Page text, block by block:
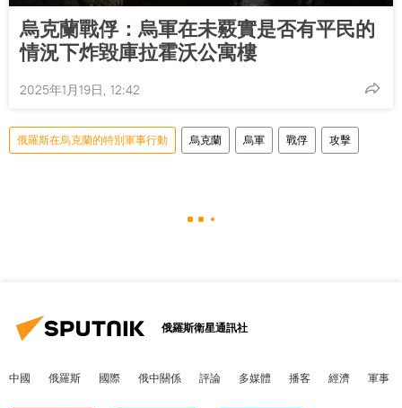
烏克蘭戰俘：烏軍在未覈實是否有平民的
情況下炸毀庫拉霍沃公寓樓
2025年1月19日, 12:42
俄羅斯在烏克蘭的特別軍事行動 烏克蘭 烏軍 戰俘 攻擊
俄羅斯衛星通訊社
中國 俄羅斯 國際 俄中關係 評論 多媒體 播客 經濟 軍事